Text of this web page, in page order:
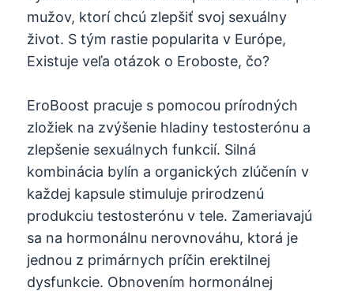
mužov, ktorí chcú zlepšiť svoj sexuálny
život. S tým rastie popularita v Európe,
Existuje veľa otázok o Eroboste, čo?
EroBoost pracuje s pomocou prírodných
zložiek na zvýšenie hladiny testosterónu a
zlepšenie sexuálnych funkcií. Silná
kombinácia bylín a organických zlúčenín v
každej kapsule stimuluje prirodzenú
produkciu testosterónu v tele. Zameriavajú
sa na hormonálnu nerovnováhu, ktorá je
jednou z primárnych príčin erektilnej
dysfunkcie. Obnovením hormonálnej